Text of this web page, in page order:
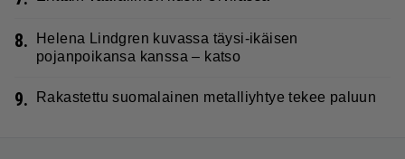
8.
Helena Lindgren kuvassa täysi-ikäisen
pojanpoikansa kanssa – katso
9. Rakastettu suomalainen metalliyhtye tekee paluun